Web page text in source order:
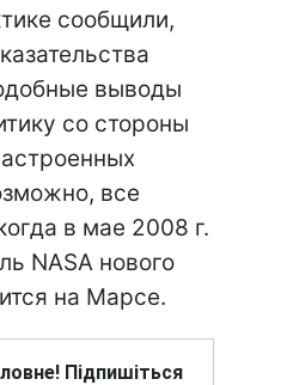
сообщили,
выводы
со стороны
все
в мае 2008 г.
NASA нового
на Марсе.
Підпишіться